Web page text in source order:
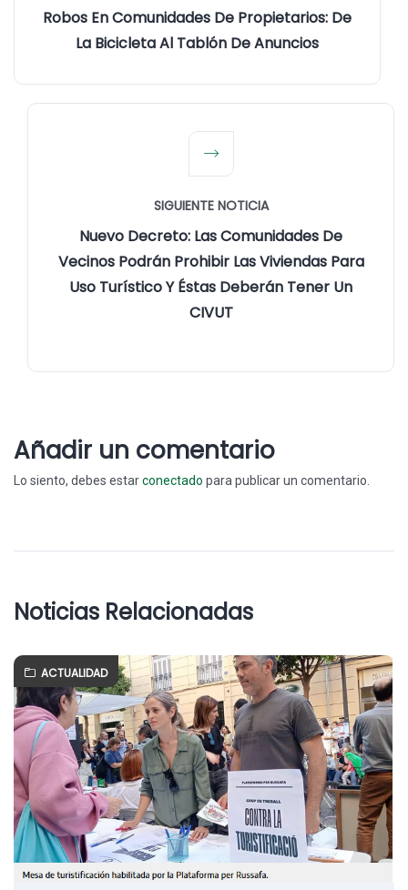
Robos En Comunidades De Propietarios: De
La Bicicleta Al Tablón De Anuncios
SIGUIENTE NOTICIA
Nuevo Decreto: Las Comunidades De
Vecinos Podrán Prohibir Las Viviendas Para
Uso Turístico Y Éstas Deberán Tener Un
CIVUT
Añadir un comentario
Lo siento, debes estarconectado para publicar un comentario.
Noticias Relacionadas
ACTUALIDAD